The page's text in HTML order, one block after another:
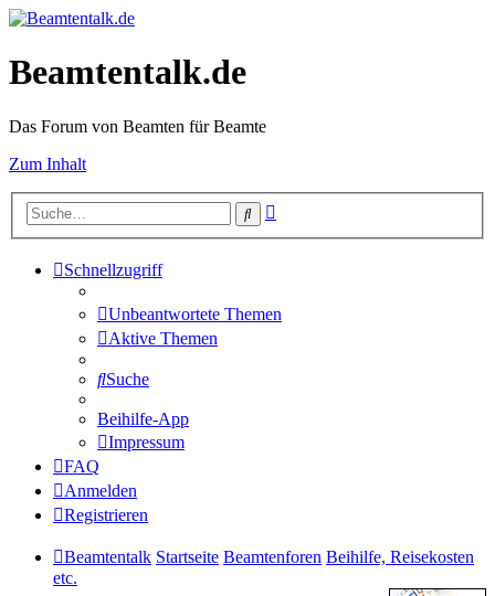
Beamtentalk.de
Das Forum von Beamten für Beamte
Zum Inhalt
Suche
Schnellzugriff
Unbeantwortete Themen
Aktive Themen
Suche
Beihilfe-App
Impressum
FAQ
Anmelden
Registrieren
Beamtentalk Startseite Beamtenforen Beihilfe, Reisekosten
etc.